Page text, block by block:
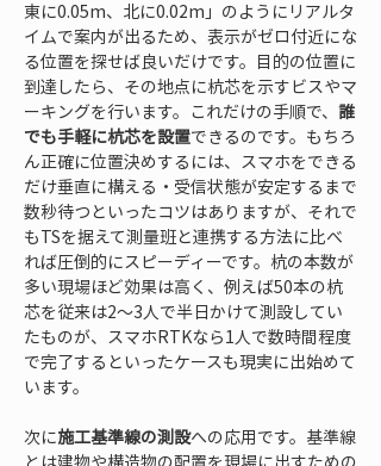
東に0.05m、北に0.02m」のようにリアルタ
イムで案内が出るため、表示がゼロ付近にな
る位置を探せば良いだけです。目的の位置に
到達したら、その地点に杭芯を示すビスやマ
ーキングを行います。これだけの手順で、 誰
でも手軽に杭芯を設置できるのです。もちろ
ん正確に位置決めするには、スマホをできる
だけ垂直に構える・受信状態が安定するまで
数秒待つといったコツはありますが、それで
もTSを据えて測量班と連携する方法に比べ
れば圧倒的にスピーディーです。杭の本数が
多い現場ほど効果は高く、例えば50本の杭
芯を従来は2～3人で半日かけて測設してい
たものが、スマホRTKなら1人で数時間程度
で完了するといったケースも現実に出始めて
います。
次に施工基準線の測設への応用です。基準線
とは建物や構造物の配置を現場に出すための